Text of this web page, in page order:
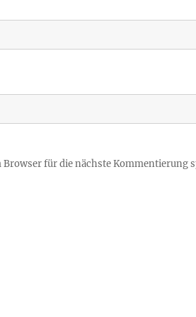
für die nächste Kommentierung